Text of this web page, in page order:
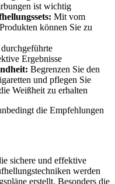
ist wichtig
Mit vom
können Sie zu
Ergebnisse
Begrenzen Sie den
und pflegen Sie
Weißheit zu erhalten
die Empfehlungen
sichere und effektive
werden
erstellt. Besonders die